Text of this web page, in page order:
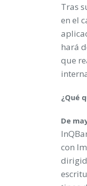
Tras
en el
hará
que
¿Qué
De
con